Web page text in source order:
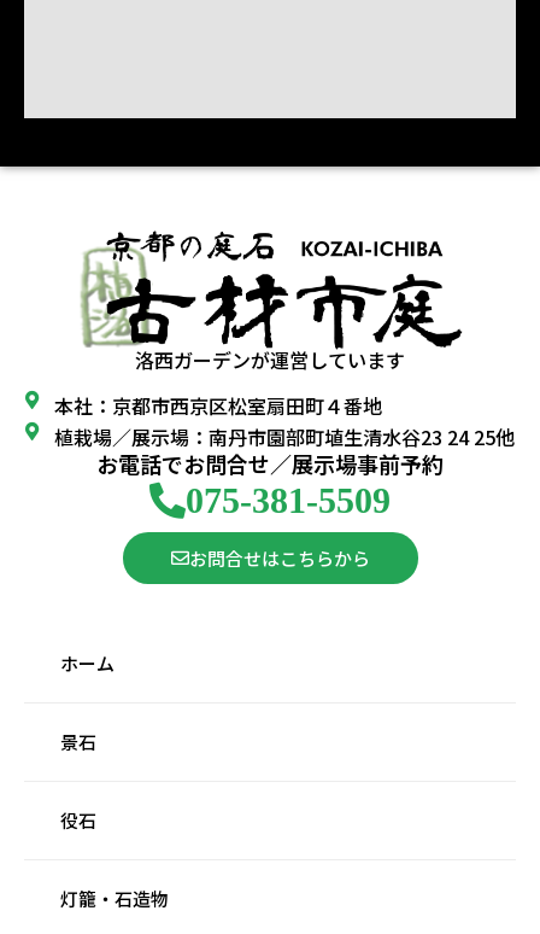
洛西ガーデンが運営しています
本社：京都市西京区松室扇田町４番地
植栽場／展示場：南丹市園部町埴生清水谷23 24 25他
お電話でお問合せ／展示場事前予約
075-381-5509
お問合せはこちらから
ホーム
景石
役石
灯籠・石造物